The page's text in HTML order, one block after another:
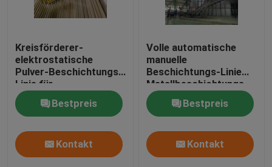
Kreisförderer-
elektrostatische
Pulver-Beschichtungs-
Linie für
Aluminiumprofil
Bestpreis
Kontakt
Volle automatische
manuelle
Beschichtungs-Linie
Metallbeschichtungs-
Spray des Pulver-
SUS304Bestpreis
Kontakt